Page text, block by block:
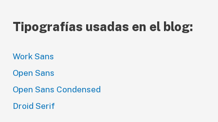
Tipografías usadas en el blog:
Work Sans
Open Sans
Open Sans Condensed
Droid Serif